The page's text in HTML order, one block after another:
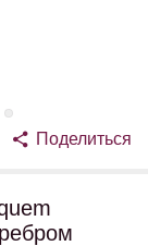
Поделиться